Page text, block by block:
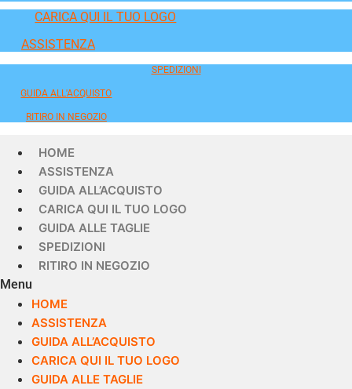
CARICA QUI IL TUO LOGO
ASSISTENZA
SPEDIZIONI
GUIDA ALL'ACQUISTO
RITIRO IN NEGOZIO
HOME
ASSISTENZA
GUIDA ALL’ACQUISTO
CARICA QUI IL TUO LOGO
GUIDA ALLE TAGLIE
SPEDIZIONI
RITIRO IN NEGOZIO
Menu
HOME
ASSISTENZA
GUIDA ALL’ACQUISTO
CARICA QUI IL TUO LOGO
GUIDA ALLE TAGLIE